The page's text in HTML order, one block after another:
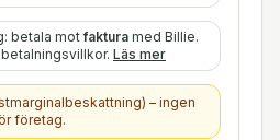
betala motfaktura med Billie.
Läs mer
– ingen
företag.